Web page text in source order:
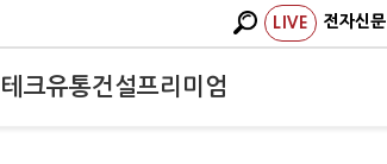
LIVE 전자신문
테크유통건설프리미엄